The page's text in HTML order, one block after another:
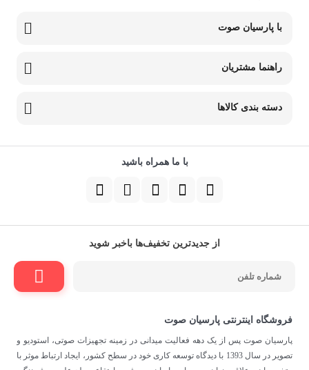
با پارسیان صوت
راهنما مشتریان
دسته بندی کالاها
با ما همراه باشید
از جدیدترین تخفیف‌ها باخبر شوید
فروشگاه اینترنتی پارسیان صوت
پارسیان صوت پس از یک دهه فعالیت میدانی در زمینه تجهیزات صوتی، استودیو و
تصویر در سال 1393 با دیدگاه توسعه کاری خود در سطح کشور، ایجاد ارتباط موثر با